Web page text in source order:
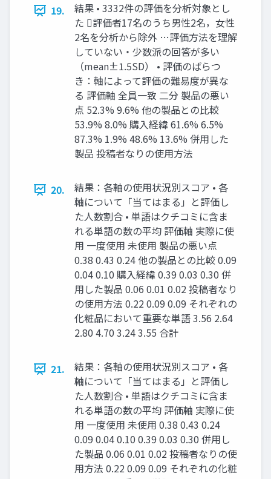
19.
結果 • 3332件の評価を分析対象とし
た 評価者17名のうち男性2名，女性
2名を分析から除外 …評価方法を理解
していない・少数派の回答が多い
（mean±1.5SD） • 評価のばらつ
き：軸によって評価の難易度が異な
る 評価軸 全員一致 二分 製品の悪い
点 52.3% 9.6% 他の製品との比較
53.9% 8.0% 購入経緯 61.6% 6.5%
87.3% 1.9% 48.6% 13.6% 併用した
製品 投稿者なりの使用方法
20.
結果：各軸の使用状況別スコア • 各
軸について「当てはまる」と評価し
た人数割合 • 単語はクチコミに含ま
れる単語の数の平均 評価軸 実際に使
用 一度使用 未使用 製品の悪い点
0.38 0.43 0.24 他の製品との比較 0.09
0.04 0.10 購入経緯 0.39 0.03 0.30 併
用した製品 0.06 0.01 0.02 投稿者なり
の使用方法 0.22 0.09 0.09 それぞれの
化粧品において重要な単語 3.56 2.64
2.80 4.70 3.24 3.55 合計
21.
結果：各軸の使用状況別スコア • 各
軸について「当てはまる」と評価し
た人数割合 • 単語はクチコミに含ま
れる単語の数の平均 評価軸 実際に使
用 一度使用 未使用 0.38 0.43 0.24
0.09 0.04 0.10 0.39 0.03 0.30 併用し
た製品 0.06 0.01 0.02 投稿者なりの使
用方法 0.22 0.09 0.09 それぞれの化粧